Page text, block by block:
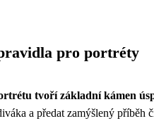
pro portréty
tvoří základní kámen
a předat zamýšlený příběh